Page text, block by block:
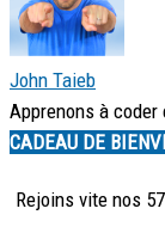
John Taieb
Apprenons à coder
CADEAU DE
Rejoins vite nos